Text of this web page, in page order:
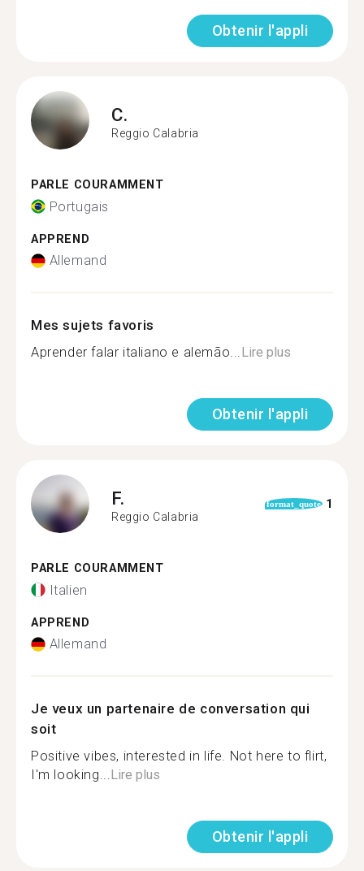
Obtenir l'appli
C.
Reggio Calabria
PARLE COURAMMENT
Portugais
APPREND
Allemand
Mes sujets favoris
Aprender falar italiano e alemão...Lire plus
Obtenir l'appli
F.
Reggio Calabria
format_quote 1
PARLE COURAMMENT
Italien
APPREND
Allemand
Je veux un partenaire de conversation qui
soit
Positive vibes, interested in life. Not here to flirt,
I'm looking...Lire plus
Obtenir l'appli